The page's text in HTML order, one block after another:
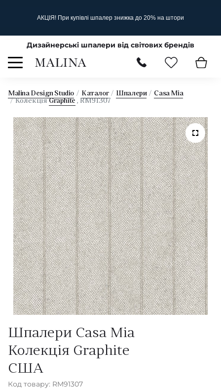
АКЦІЯ! При купівлі шпалер знижка до 20% на штори
Дизайнерські шпалери від світових брендів
Malina Design Studio Каталог Шпалери
Casa Mia
Колекція Graphite , RM91307
Шпалери Casa Mia
Колекція Graphite
США
Код товару: RM91307